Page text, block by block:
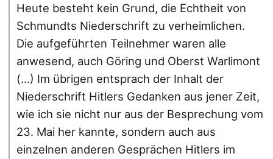
Heute besteht kein Grund, die Echtheit von
Schmundts Niederschrift zu verheimlichen.
Die aufgeführten Teilnehmer waren alle
anwesend, auch Göring und Oberst Warlimont
(...) Im übrigen entsprach der Inhalt der
Niederschrift Hitlers Gedanken aus jener Zeit,
wie ich sie nicht nur aus der Besprechung vom
23. Mai her kannte, sondern auch aus
einzelnen anderen Gesprächen Hitlers im